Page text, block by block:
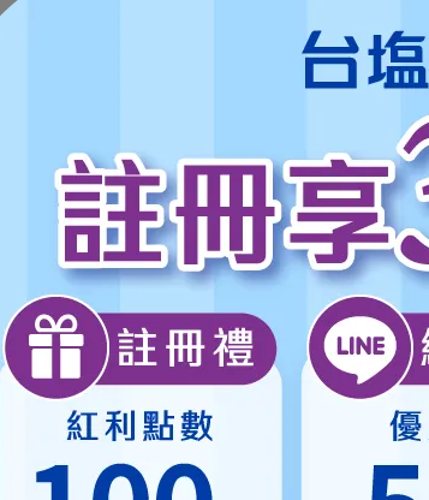
健康食品認證 調節血脂功能
免運費，另有離島7-11超取服務。
★ 登入會員訂購，管理訂單更方便，還
可
累積紅利點數，一點抵一元
★到貨時間參考
：訂購完成後，下個工
作天出貨，出貨後物流預計1-3個工作天
[健康食品認證 調節血脂功能]台塩大
素)x3瓶優惠組★效期2027.08.06★